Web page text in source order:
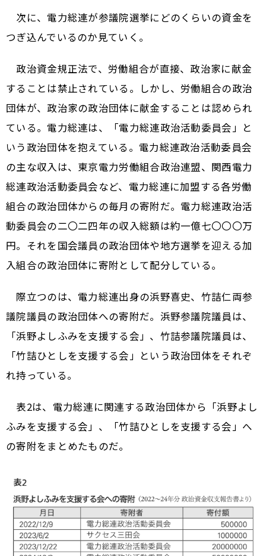
次に、電力総連が参議院選挙にどのくらいの資金を
つぎ込んでいるのか見ていく。
政治資金規正法で、労働組合が直接、政治家に献金
することは禁止されている。しかし、労働組合の政治
団体が、政治家の政治団体に献金することは認められ
ている。電力総連は、「電力総連政治活動委員会」と
いう政治団体を抱えている。電力総連政治活動委員会
の主な収入は、東京電力労働組合政治連盟、関西電力
総連政治活動委員会など、電力総連に加盟する各労働
組合の政治団体からの毎月の寄附だ。電力総連政治活
動委員会の二〇二四年の収入総額は約一億七〇〇〇万
円。それを国会議員の政治団体や地方選挙を迎える加
入組合の政治団体に寄附として配分している。
際立つのは、電力総連出身の浜野喜史、竹詰仁両参
議院議員の政治団体への寄附だ。浜野参議院議員は、
「浜野よしふみを支援する会」、竹詰参議院議員は、
「竹詰ひとしを支援する会」という政治団体をそれぞ
れ持っている。
表2は、電力総連に関連する政治団体から「浜野よし
ふみを支援する会」、「竹詰ひとしを支援する会」へ
の寄附をまとめたものだ。